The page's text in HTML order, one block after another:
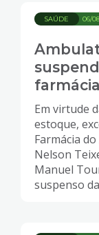
06/
SAÚDE
Em virtude
estoque,
Farmácia
Nelson
Manuel
suspenso